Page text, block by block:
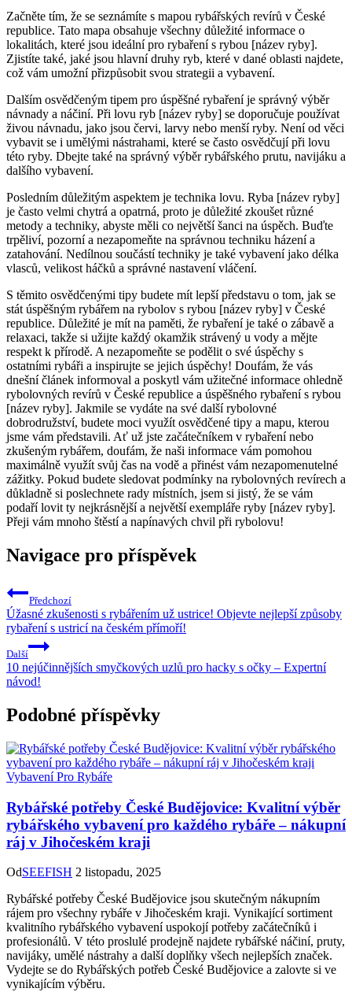
Začněte tím, že se seznámíte s mapou rybářských revírů v České
republice. Tato mapa obsahuje všechny důležité informace o
lokalitách, které jsou⁤ ideální pro rybaření s rybou [název ryby].
Zjistíte také, jaké jsou hlavní⁣ druhy ryb, které v dané oblasti najdete,
což vám umožní přizpůsobit svou strategii a vybavení.
Dalším osvědčeným tipem ‍pro úspěšné rybaření je správný‌ výběr
návnady a náčiní. Při lovu ryb [název ryby] se doporučuje používat
živou návnadu, jako jsou červi, larvy nebo menší ryby. Není od‍ věci
vybavit se i umělými nástrahami, které se často osvědčují při lovu
této ryby. ‍Dbejte také na správný výběr rybářského prutu, navijáku​ a
dalšího ⁣vybavení.
Posledním důležitým ⁣aspektem je technika lovu. Ryba [název ryby] ⁣
je ⁤často ⁣velmi chytrá a opatrná, proto je důležité zkoušet různé
metody a techniky, abyste měli ⁣co ⁣největší šanci na úspěch. Buďte
trpěliví, pozorní a nezapomeňte na správnou techniku házení a
zatahování. Nedílnou součástí techniky je také vybavení jako délka
vlasců, ​velikost háčků a správné nastavení vláčení.
S‍ těmito osvědčenými tipy budete mít lepší představu o ⁤tom, jak ​se
stát úspěšným rybářem na rybolov s rybou [název ryby] v‍ České
republice. Důležité je mít na paměti, že⁣ rybaření je také o zábavě a
relaxaci, takže si užijte každý okamžik ​strávený u vody a mějte
respekt k přírodě. A nezapomeňte se podělit o své úspěchy s
ostatními rybáři a inspirujte se jejich úspěchy! Doufám, ‌že vás
⁤dnešní‌ článek informoval a poskytl vám užitečné informace ohledně
rybolovných revírů v České republice a ​úspěšného rybaření s‍ rybou
[název ryby]. Jakmile se vydáte na své další rybolovné
dobrodružství,​ budete moci ‌využít osvědčené tipy a mapu, kterou
jsme vám‍ představili. Ať už jste začátečníkem v rybaření nebo
zkušeným rybářem, doufám, ⁣že naši informace vám pomohou
‌maximálně ​využít svůj čas na vodě a přinést vám‌ nezapomenutelné
zážitky. Pokud ⁣budete sledovat ⁣podmínky na ‍rybolovných revírech a
⁣důkladně si⁣ poslechnete rady místních, jsem si jistý, že se vám
podaří‍ lovit ty nejkrásnější a největší exempláře ryby [název ryby].
Přeji vám mnoho štěstí a napínavých chvil při rybolovu! ⁤
Navigace pro příspěvek
Předchozí
Úžasné zkušenosti s rybářením už ustrice! Objevte nejlepší způsoby
rybaření s ustricí na českém přímoří!
Další
10 nejúčinnějších smyčkových uzlů pro hacky s očky – Expertní
návod!
Podobné příspěvky
Vybavení Pro Rybáře
Rybářské potřeby České Budějovice: Kvalitní výběr
rybářského vybavení pro každého rybáře – nákupní
ráj v Jihočeském kraji
OdSEEFISH 2 listopadu, 2025
Rybářské potřeby České Budějovice jsou skutečným nákupním
rájem pro všechny rybáře v Jihočeském kraji. Vynikající sortiment
kvalitního rybářského vybavení uspokojí potřeby začátečníků i
profesionálů. V této proslulé prodejně najdete rybářské náčiní, pruty,
navijáky, umělé nástrahy a další doplňky všech nejlepších značek.
Vydejte se do Rybářských potřeb České Budějovice a zalovte si ve
vynikajícím výběru.